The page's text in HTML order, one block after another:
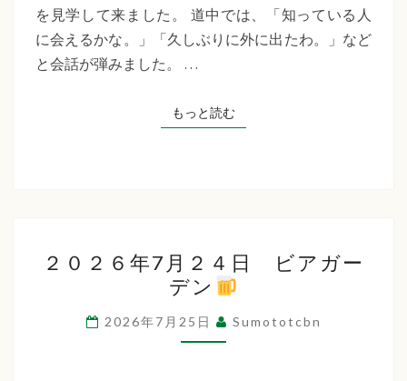
越
祭
物』
を見学して来ました。 道中では、「知っている人
に会えるかな。」「久しぶりに外に出たわ。」など
と会話が弾みました。 …
もっと読むもっと読む
０
２
６
年
２０２６年7月２４日 ビアガー
デン
2026年7月25日 Sumototcbn